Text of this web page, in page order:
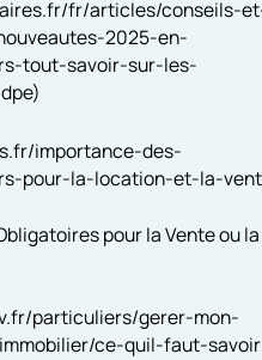
fr/articles/conseils-
2025-en-
tout-savoir-sur-les-
importance-des-
pour-la-location-et-la-
pour la Vente ou la
particuliers/gerer-mon-
ce-quil-faut-